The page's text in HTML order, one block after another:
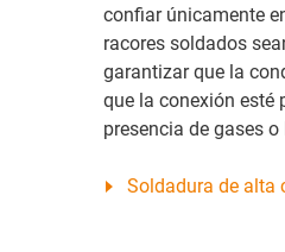
confiar únicamente
racores soldados
garantizar que la
que la conexión esté
presencia de gases
Soldadura de alta